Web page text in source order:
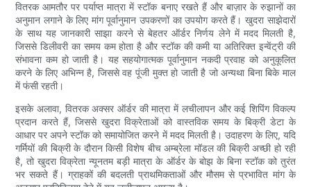
वितरक आमतौर पर पर्याप्त मात्रा में स्टॉक बनाए रखते हैं और बाज़ार के रुझानों का
अनुमान लगाने के लिए मांग पूर्वानुमान उपकरणों का उपयोग करते हैं। खुदरा साझेदारों
के साथ यह जानकारी साझा करने से बेहतर ऑर्डर निर्णय लेने में मदद मिलती है,
जिससे डिलीवरी का समय कम होता है और स्टॉक की कमी या अतिरिक्त इन्वेंट्री की
संभावना कम हो जाती है। यह सहयोगात्मक पूर्वानुमान नकदी प्रवाह को अनुकूलित
करने के लिए अभिन्न है, जिससे वह पूंजी मुक्त हो जाती है जो अन्यथा बिना बिके माल
में फंसी रहती।
इसके अलावा, वितरक अक्सर ऑर्डर की मात्रा में लचीलापन और कई शिपिंग विकल्प
प्रदान करते हैं, जिससे खुदरा विक्रेताओं को वास्तविक समय के बिक्री डेटा के
आधार पर अपने स्टॉक को समायोजित करने में मदद मिलती है। उदाहरण के लिए, यदि
गर्मियों की बिक्री के दौरान किसी विशेष बीच अम्ब्रेला मॉडल की बिक्री अच्छी हो रही
है, तो खुदरा विक्रेता न्यूनतम बड़ी मात्रा के ऑर्डर के बोझ के बिना स्टॉक को तुरंत
भर सकते हैं। ग्राहकों की बदलती प्राथमिकताओं और मौसम से प्रभावित मांग के